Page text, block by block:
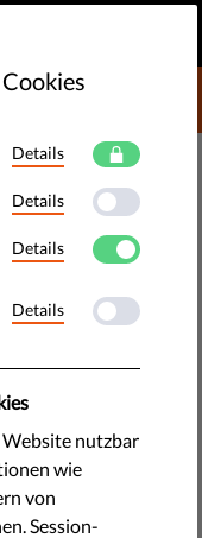
an eine
haben sich
Details
Details
Details
Details
nutzbar
wie
von
Session-